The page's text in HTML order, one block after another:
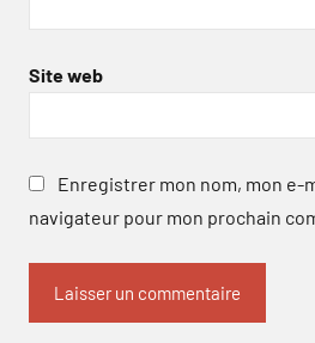
Site web
Enregistrer mon nom, mon e-
navigateur pour mon prochain